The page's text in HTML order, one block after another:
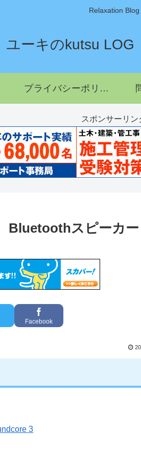
Relaxation Blog
ユーキのkutsu LOG
プライバシーポリシー
スポンサーリン
スピーカー
Facebook
3